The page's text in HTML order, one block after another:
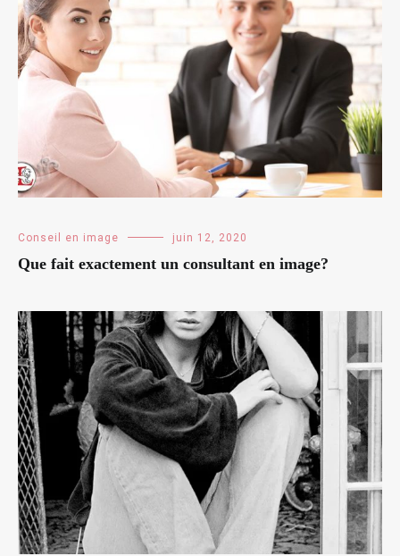
Conseil en image juin 12, 2020
Que fait exactement un consultant en image?